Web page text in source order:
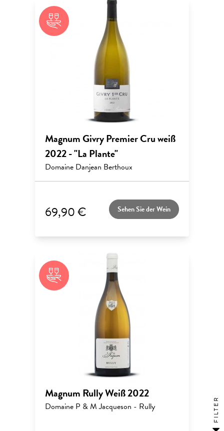
Magnum Givry Premier Cru weiß
2022 - "La Plante"
Domaine Danjean Berthoux
69,90 € Sehen Sie der Wein
Magnum Rully Weiß 2022
Domaine P & M Jacqueson - Rully FILTER